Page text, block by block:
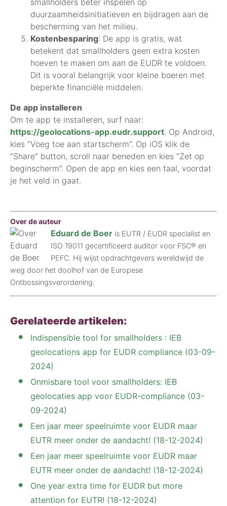
duurzaamheidsinitiatieven en bijdragen aan de
bescherming van het milieu.
Kostenbesparing: De app is gratis, wat
betekent dat smallholders geen extra kosten
hoeven te maken om aan de EUDR te voldoen.
Dit is vooral belangrijk voor kleine boeren met
beperkte financiële middelen.
De app installeren
Om te app te installeren, surf naar:
https://geolocations-app.eudr.support. Op Android,
kies “Voeg toe aan startscherm”. Op iOS klik de
“Share” button, scroll naar beneden en kies “Zet op
beginscherm”. Open de app en kies een taal, voordat
je het veld in gaat.
Over de auteur
Eduard de Boer is EUTR / EUDR specialist en
ISO 19011 gecertificeerd auditor voor FSC® en
PEFC. Hij wijst opdrachtgevers wereldwijd de
weg door het doolhof van de Europese
Ontbossingsverordening.
Gerelateerde artikelen:
Indispensible tool for smallholders : IEB
geolocations app for EUDR compliance (03-09-
2024)
Onmisbare tool voor smallholders: IEB
geolocaties app voor EUDR-compliance (03-
09-2024)
Een jaar meer speelruimte voor EUDR maar
EUTR meer onder de aandacht! (18-12-2024)
Een jaar meer speelruimte voor EUDR maar
EUTR meer onder de aandacht! (18-12-2024)
One year extra time for EUDR but more
attention for EUTR! (18-12-2024)